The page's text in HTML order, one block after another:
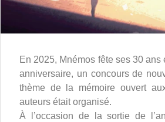
En 2025, Mnémos fête ses 30 ans
anniversaire, un concours de
thème de la mémoire ouvert
auteurs était organisé.
À l’occasion de la sortie de